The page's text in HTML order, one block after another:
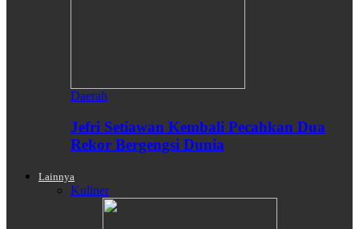
Daerah
Jefri Setiawan Kembali Pecahkan Dua
Rekor Bergengsi Dunia
Lainnya
Kuliner